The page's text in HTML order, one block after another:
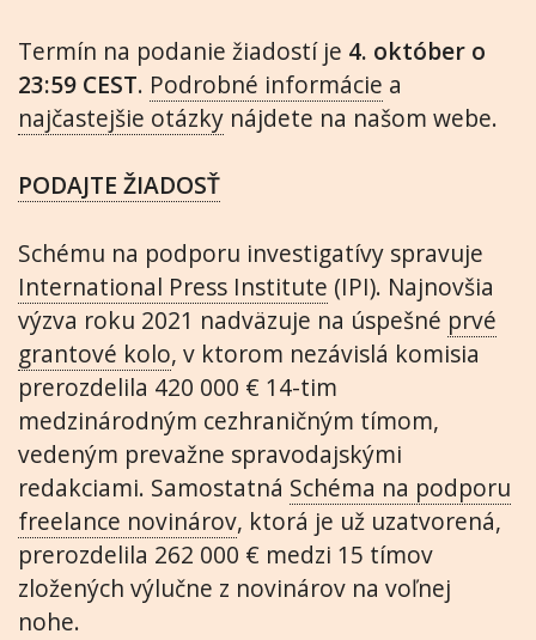
Termín na podanie žiadostí je 4. október o
23:59 CEST. Podrobné informácie a
najčastejšie otázky nájdete na našom webe.
PODAJTE ŽIADOSŤ
Schému na podporu investigatívy spravuje
International Press Institute (IPI). Najnovšia
výzva roku 2021 nadväzuje na úspešné prvé
grantové kolo, v ktorom nezávislá komisia
prerozdelila 420 000 € 14-tim
medzinárodným cezhraničným tímom,
vedeným prevažne spravodajskými
redakciami. Samostatná Schéma na podporu
freelance novinárov, ktorá je už uzatvorená,
prerozdelila 262 000 € medzi 15 tímov
zložených výlučne z novinárov na voľnej
nohe.